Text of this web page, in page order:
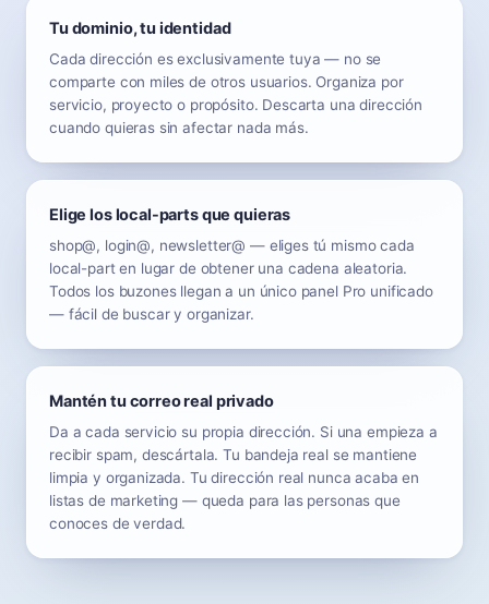
Tu dominio, tu identidad
Cada dirección es exclusivamente tuya — no se
comparte con miles de otros usuarios. Organiza por
servicio, proyecto o propósito. Descarta una dirección
cuando quieras sin afectar nada más.
Elige los local-parts que quieras
shop@, login@, newsletter@ — eliges tú mismo cada
local-part en lugar de obtener una cadena aleatoria.
Todos los buzones llegan a un único panel Pro unificado
— fácil de buscar y organizar.
Mantén tu correo real privado
Da a cada servicio su propia dirección. Si una empieza a
recibir spam, descártala. Tu bandeja real se mantiene
limpia y organizada. Tu dirección real nunca acaba en
listas de marketing — queda para las personas que
conoces de verdad.